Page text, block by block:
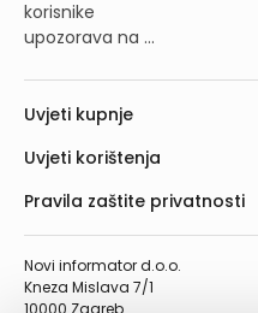
korisnike
upozorava na ...
Novi informator d.o.o.
Kneza Mislava 7/1
10000 Zagreb
Uvjeti kupnje
Uvjeti korištenja
Pravila zaštite privatnosti